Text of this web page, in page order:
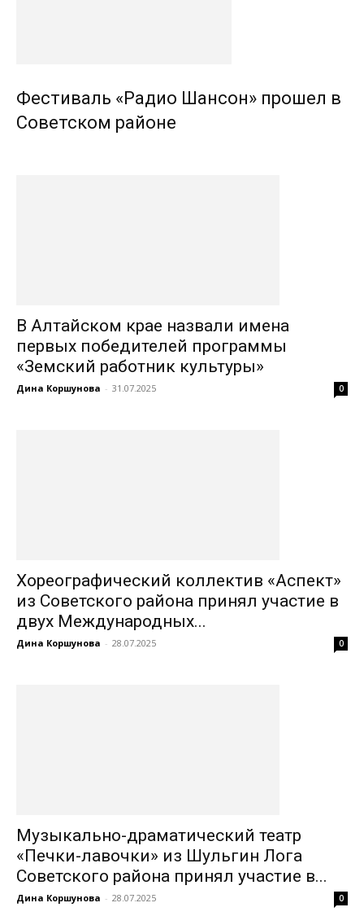
Фестиваль «Радио Шансон» прошел в
Советском районе
В Алтайском крае назвали имена
первых победителей программы
«Земский работник культуры»
Дина Коршунова - 31.07.2025 0
Хореографический коллектив «Аспект»
из Советского района принял участие в
двух Международных...
Дина Коршунова - 28.07.2025 0
Музыкально-драматический театр
«Печки-лавочки» из Шульгин Лога
Советского района принял участие в...
Дина Коршунова - 28.07.2025 0